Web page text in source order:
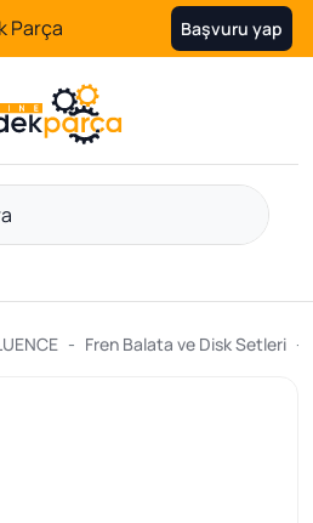
Parça Başvuru yap
Fren Balata ve Disk Setleri